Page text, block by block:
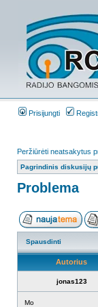
Prisijungti
Peržiūrėti neatsakytus
Pagrindinis diskusijų
Problema
Spausdinti
Autorius
jonas123
Mo